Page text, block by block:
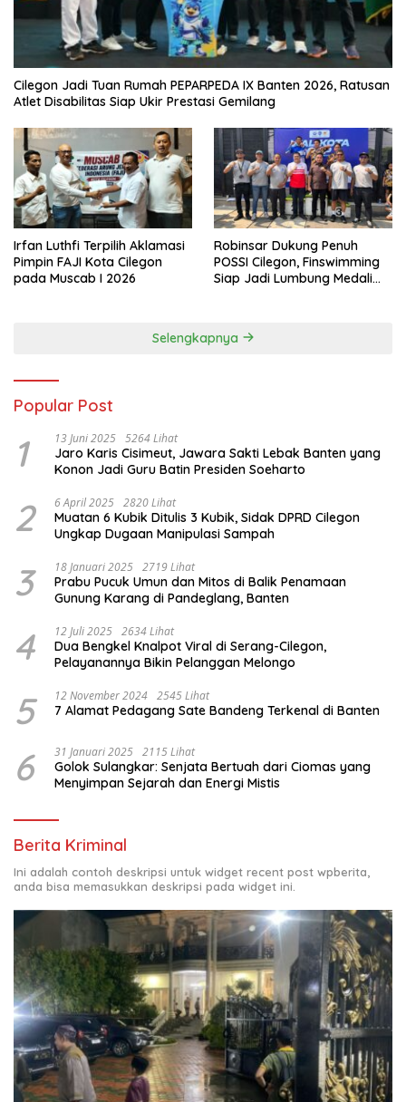
Cilegon Jadi Tuan Rumah PEPARPEDA IX Banten 2026, Ratusan
Atlet Disabilitas Siap Ukir Prestasi Gemilang
Irfan Luthfi Terpilih Aklamasi
Pimpin FAJI Kota Cilegon
pada Muscab I 2026
Robinsar Dukung Penuh
POSSI Cilegon, Finswimming
Siap Jadi Lumbung Medali
Selengkapnya
Popular Post
1 13 Juni 2025 5264 Lihat
Jaro Karis Cisimeut, Jawara Sakti Lebak Banten yang
Konon Jadi Guru Batin Presiden Soeharto
2 6 April 2025 2820 Lihat
Muatan 6 Kubik Ditulis 3 Kubik, Sidak DPRD Cilegon
Ungkap Dugaan Manipulasi Sampah
3 18 Januari 2025 2719 Lihat
Prabu Pucuk Umun dan Mitos di Balik Penamaan
Gunung Karang di Pandeglang, Banten
4 12 Juli 2025 2634 Lihat
Dua Bengkel Knalpot Viral di Serang-Cilegon,
Pelayanannya Bikin Pelanggan Melongo
5 12 November 2024 2545 Lihat
7 Alamat Pedagang Sate Bandeng Terkenal di Banten
6 31 Januari 2025 2115 Lihat
Golok Sulangkar: Senjata Bertuah dari Ciomas yang
Menyimpan Sejarah dan Energi Mistis
Berita Kriminal
Ini adalah contoh deskripsi untuk widget recent post wpberita,
anda bisa memasukkan deskripsi pada widget ini.